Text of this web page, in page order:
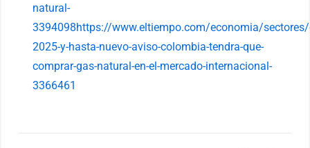
natural-
3394098https://www.eltiempo.com/economia/sectores/
2025-y-hasta-nuevo-aviso-colombia-tendra-que-
comprar-gas-natural-en-el-mercado-internacional-
3366461